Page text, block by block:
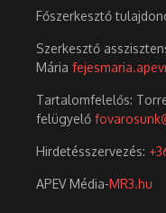
Főszerkesztő
Szerkesztő
Mária
Tartalomfelelős:
felügyelő
Hirdetésszervezés:
APEV Média-MR3.hu